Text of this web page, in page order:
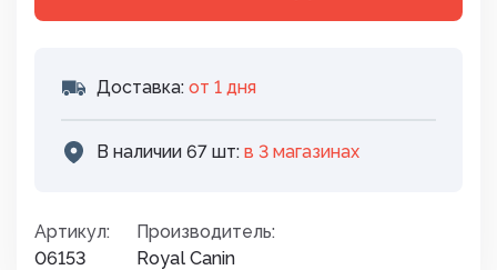
Доставка: от 1 дня
В наличии 67 шт: в 3 магазинах
Артикул:
06153
Производитель:
Royal Canin